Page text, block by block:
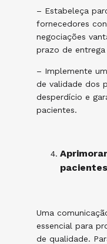
– Estabeleça
fornecedores
negociações
prazo de
– Implemente
de validade dos
desperdício e
pacientes.
pacientes
Uma
essencial para
de qualidade.